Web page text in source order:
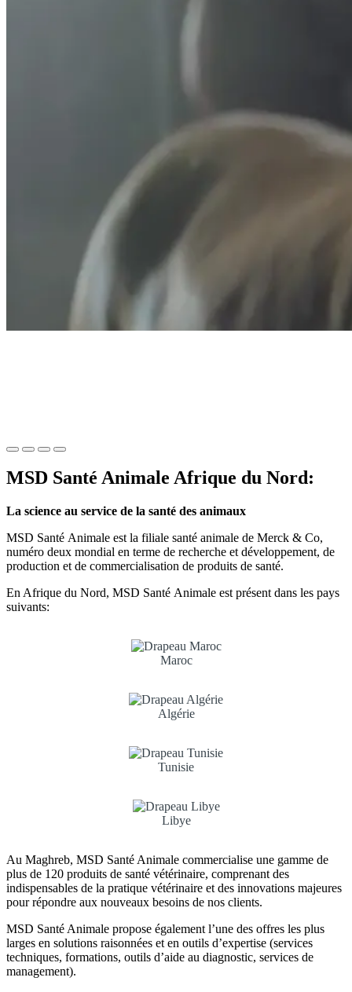
MSD Santé Animale Afrique du Nord:
La science au service de la santé des animaux
MSD Santé Animale est la filiale santé animale de Merck & Co,
numéro deux mondial en terme de recherche et développement, de
production et de commercialisation de produits de santé.
En Afrique du Nord, MSD Santé Animale est présent dans les pays
suivants:
Maroc
Algérie
Tunisie
Libye
Au Maghreb, MSD Santé Animale commercialise une gamme de
plus de 120 produits de santé vétérinaire, comprenant des
indispensables de la pratique vétérinaire et des innovations majeures
pour répondre aux nouveaux besoins de nos clients.
MSD Santé Animale propose également l’une des offres les plus
larges en solutions raisonnées et en outils d’expertise (services
techniques, formations, outils d’aide au diagnostic, services de
management).